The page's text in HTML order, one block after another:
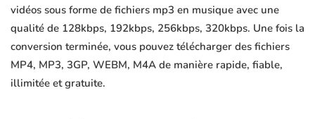
vidéos sous forme de fichiers mp3 en musique avec une
qualité de 128kbps, 192kbps, 256kbps, 320kbps. Une fois la
conversion terminée, vous pouvez télécharger des fichiers
MP4, MP3, 3GP, WEBM, M4A de manière rapide, fiable,
illimitée et gratuite.